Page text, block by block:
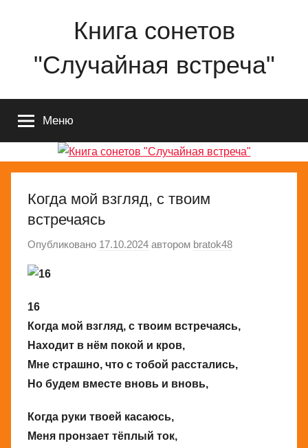
Книга сонетов
"Случайная встреча"
любви
и
Николая
Меню
Когда мой взгляд, с твоим
встречаясь
Опубликовано 17.10.2024 автором bratok48
16
Когда мой взгляд, с твоим встречаясь,
Находит в нём покой и кров,
Мне страшно, что с тобой расстались,
Но будем вместе вновь и вновь,
Когда руки твоей касаюсь,
Меня пронзает тёплый ток,